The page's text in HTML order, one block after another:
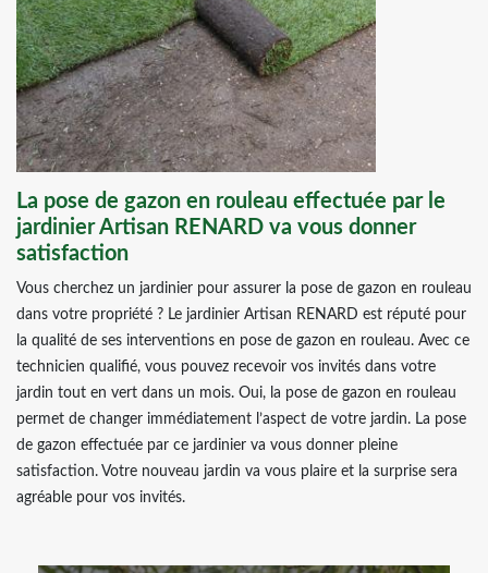
La pose de gazon en rouleau effectuée par le
jardinier Artisan RENARD va vous donner
satisfaction
Vous cherchez un jardinier pour assurer la pose de gazon en rouleau
dans votre propriété ? Le jardinier Artisan RENARD est réputé pour
la qualité de ses interventions en pose de gazon en rouleau. Avec ce
technicien qualifié, vous pouvez recevoir vos invités dans votre
jardin tout en vert dans un mois. Oui, la pose de gazon en rouleau
permet de changer immédiatement l’aspect de votre jardin. La pose
de gazon effectuée par ce jardinier va vous donner pleine
satisfaction. Votre nouveau jardin va vous plaire et la surprise sera
agréable pour vos invités.